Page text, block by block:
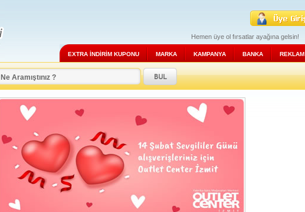
Hemen üye ol fırsatlar ayağına gelsin!
EXTRA İNDİRİM KUPONU MARKA KAMPANYA BANKA REKLAM